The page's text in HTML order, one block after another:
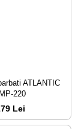
ATLANTIC
220
Lei